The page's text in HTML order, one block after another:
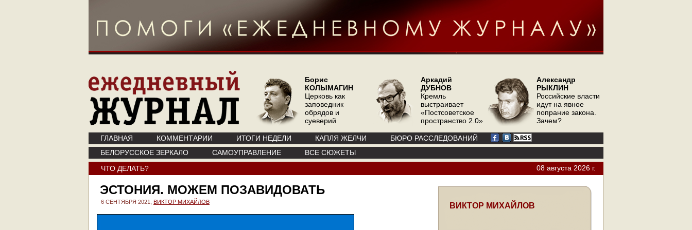
Борис
КОЛЫМАГИН
Церковь как
заповедник
обрядов и
суеверий
Аркадий
ДУБНОВ
Кремль
выстраивает
«Постсоветское
пространство 2.0»
Александр
РЫКЛИН
Российские власти
идут на явное
попрание закона.
Зачем?
ГЛАВНАЯ КОММЕНТАРИИ ИТОГИ НЕДЕЛИ КАПЛЯ ЖЕЛЧИ
БЮРО РАССЛЕДОВАНИЙ
БЕЛОРУССКОЕ ЗЕРКАЛО
САМОУПРАВЛЕНИЕ
ВСЕ СЮЖЕТЫ
ЧТО ДЕЛАТЬ?
08 августа 2026 г.
ЭСТОНИЯ. МОЖЕМ ПОЗАВИДОВАТЬ
6 СЕНТЯБРЯ 2021, ВИКТОР МИХАЙЛОВ ВИКТОР МИХАЙЛОВ